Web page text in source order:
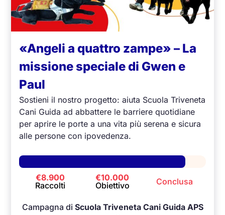
«Angeli a quattro zampe» – La
missione speciale di Gwen e
Paul
Sostieni il nostro progetto: aiuta Scuola Triveneta
Cani Guida ad abbattere le barriere quotidiane
per aprire le porte a una vita più serena e sicura
alle persone con ipovedenza.
€8.900
Raccolti
€10.000
Obiettivo
Conclusa
Campagna di Scuola Triveneta Cani Guida APS